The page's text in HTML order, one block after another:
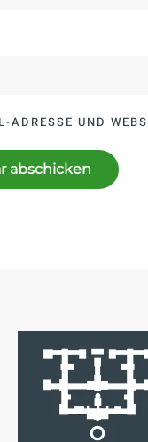
ADRESSE UND
abschicken